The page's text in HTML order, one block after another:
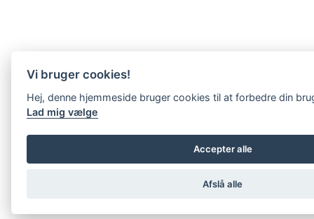
Vi bruger cookies!
Hej, denne hjemmeside bruger cookies til at forbedre din
Lad mig vælge
Accepter alle
Afslå alle